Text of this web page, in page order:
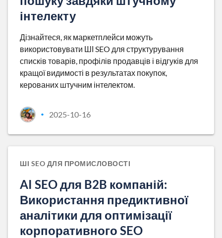
інтелекту
Дізнайтеся, як маркетплейси можуть
використовувати ШІ SEO для структурування
списків товарів, профілів продавців і відгуків для
кращої видимості в результатах покупок,
керованих штучним інтелектом.
• 2025-10-16
ШІ SEO ДЛЯ ПРОМИСЛОВОСТІ
AI SEO для B2B компаній:
Використання предиктивної
аналітики для оптимізації
корпоративного SEO